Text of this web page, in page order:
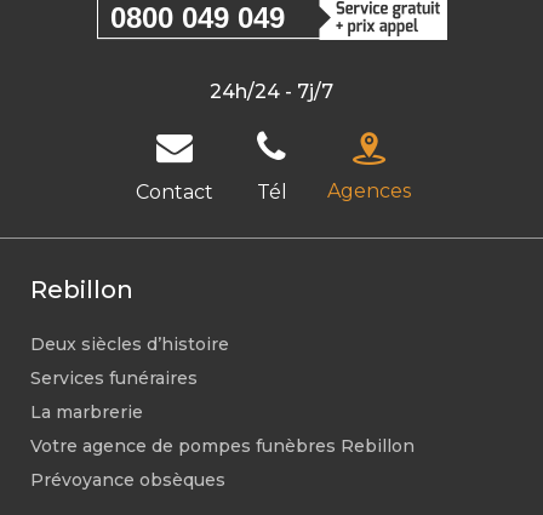
0800 049 049
24h/24 - 7j/7
Contact Tél Agences
Rebillon
Deux siècles d’histoire
Services funéraires
La marbrerie
Votre agence de pompes funèbres Rebillon
Prévoyance obsèques